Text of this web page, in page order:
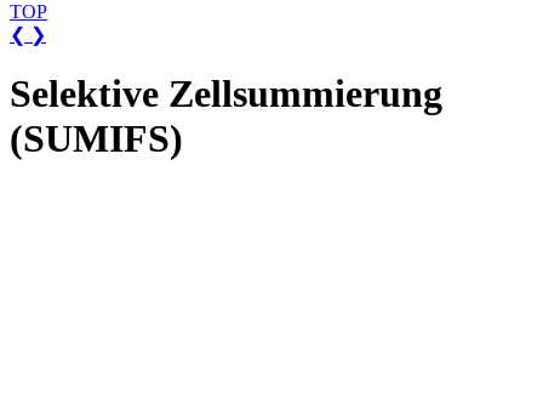
TOP
❮ ❯
Selektive Zellsummierung
(SUMIFS)